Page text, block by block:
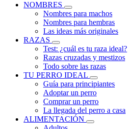
NOMBRES
Nombres para machos
Nombres para hembras
Las ideas más originales
RAZAS
Test: ¿cuál es tu raza ideal?
Razas cruzadas y mestizos
Todo sobre las razas
TU PERRO IDEAL
Guía para principiantes
Adoptar un perro
Comprar un perro
La llegada del perro a casa
ALIMENTACIÓN